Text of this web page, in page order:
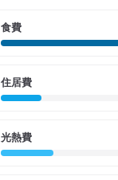
食費
住居費
光熱費